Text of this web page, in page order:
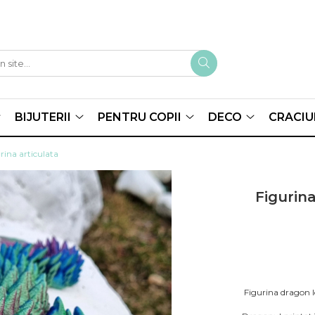
BIJUTERII PENTRU COPII DECO
articulata
Figurina dragon